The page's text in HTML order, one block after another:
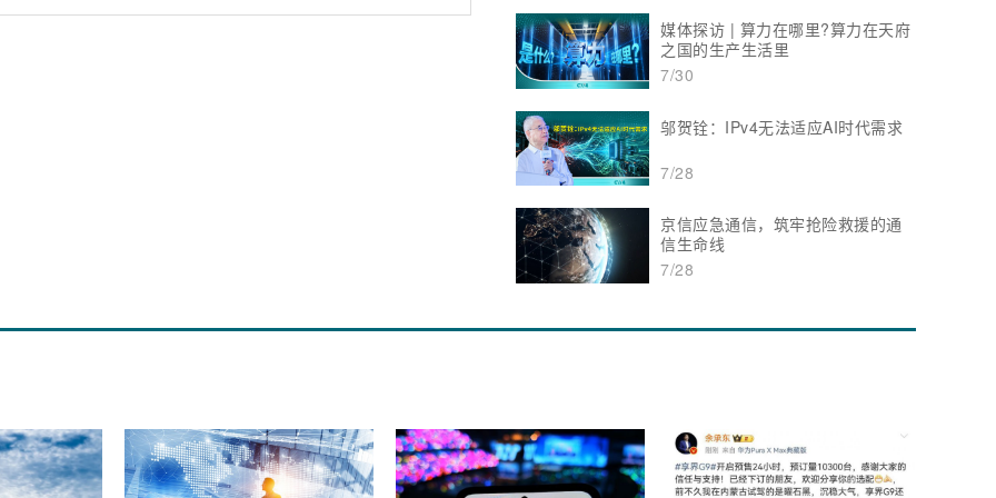
媒体探访 | 算力在哪里?算力在天府
之国的生产生活里
7/30
邬贺铨：IPv4无法适应AI时代需求
7/28
京信应急通信，筑牢抢险救援的通
信生命线
7/28